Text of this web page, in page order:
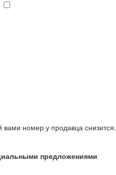
номер у продавца снизится.
предложениями